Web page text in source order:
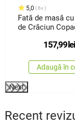
5,0 6x
Fată de masă
de Crăciun
157,99 lei
Adaugă în
Next
Recent